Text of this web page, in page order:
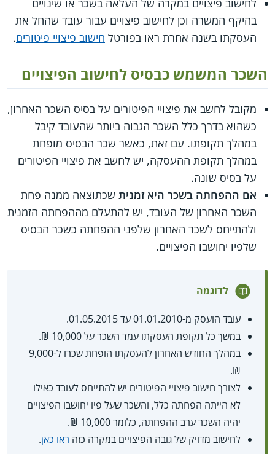
לחישוב פיצויים במקרה של העלאה בשכר או שינויים
בהיקף המשרה וכן לחישוב פיצויים עבור עובד שהחל את
העסקתו בשנה אחרת ראו בפורטל חישוב פיצויי פיטורים.
השכר המשמש כבסיס לחישוב הפיצויים
מקובל לחשב את פיצויי הפיטורים על בסיס השכר האחרון,
כשהוא בדרך כלל השכר הגבוה ביותר שהעובד קיבל
במהלך תקופתו. עם זאת, כאשר שכר הבסיס מופחת
במהלך תקופת ההעסקה, יש לחשב את פיצויי הפיטורים
על בסיס שונה.
אם ההפחתה בשכר היא זמנית שכתוצאה ממנה פחת
השכר האחרון של העובד, יש להתעלם מההפחתה הזמנית
ולהתייחס לשכר האחרון שלפני ההפחתה כשכר הבסיס
שלפיו יחושבו הפיצויים.
לדוגמה
עובד הועסק מ-01.01.2010 עד 01.05.2015.
במשך כל תקופת העסקתו עמד השכר על 10,000 ₪.
במהלך החודש האחרון להעסקתו הופחת שכרו ל-9,000
₪.
לצורך חישוב פיצויי הפיטורים יש להתייחס לעובד כאילו
לא הייתה הפחתה כלל, והשכר שעל פיו יחושבו הפיצויים
יהיה השכר ערב ההפחתה, כלומר 10,000 ₪.
לחישוב מדויק של גובה הפיצויים במקרה כזה ראו כאן.